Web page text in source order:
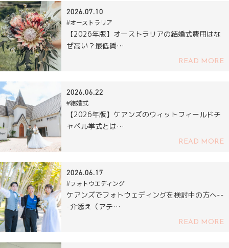
2026.07.10
#オーストラリア
【2026年版】オーストラリアの結婚式費用はな
ぜ高い？最低賃…
READ MORE
2026.06.22
#結婚式
【2026年版】ケアンズのウィットフィールドチ
ャペル挙式とは…
READ MORE
2026.06.17
#フォトウエディング
ケアンズでフォトウェディングを検討中の方へ--
-介添え（アテ…
READ MORE